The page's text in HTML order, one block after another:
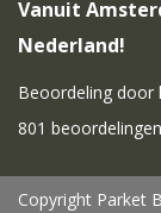
Vanuit
Nederland!
Beoordeling door
801 beoordelingen
Copyright Parket